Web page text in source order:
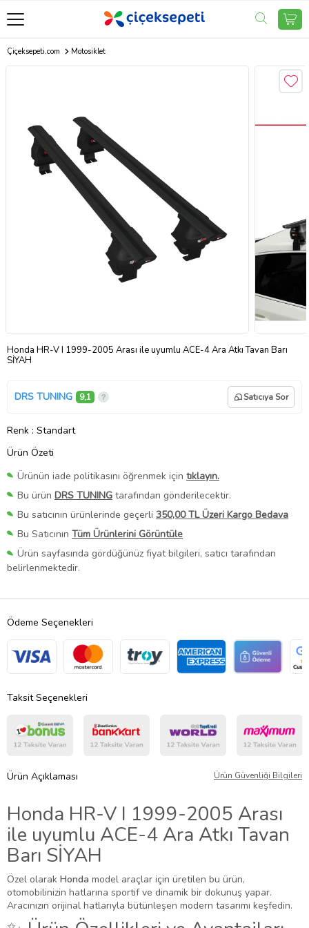
Çiçeksepeti.com Motosiklet
Honda HR-V I 1999-2005 Arası ile uyumlu ACE-4 Ara Atkı Tavan Barı
SİYAH
DRS TUNING 9,1 Satıcıya Sor
Renk : Standart
Ürün Özeti
Ürünün iade politikasını öğrenmek için tıklayın.
Bu ürün DRS TUNING tarafından gönderilecektir.
Bu satıcının ürünlerinde geçerli 350,00 TL Üzeri Kargo Bedava
Bu Satıcının Tüm Ürünlerini Görüntüle
Ürün sayfasında gördüğünüz fiyat bilgileri, satıcı tarafından
belirlenmektedir.
Ödeme Seçenekleri
Taksit Seçenekleri
Ürün Açıklaması Ürün Güvenliği Bilgileri
Honda HR-V I 1999-2005 Arası
ile uyumlu ACE-4 Ara Atkı Tavan
Barı SİYAH
Özel olarak Honda model araçlar için üretilen bu ürün,
otomobilinizin hatlarına sportif ve dinamik bir dokunuş yapar.
Aracınızın orijinal hatlarıyla bütünleşen modern tasarımı keşfedin.